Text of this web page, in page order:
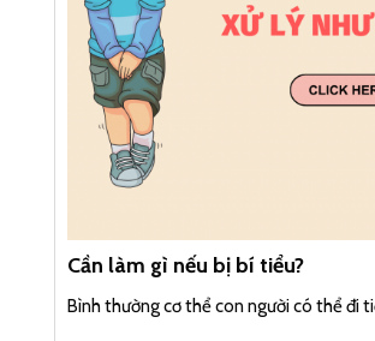
Cần làm gì nếu bị bí tiểu?
Bình thường cơ thể con người có thể đi